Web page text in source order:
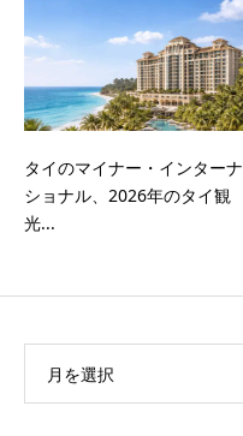
タイのマイナー・インターナ
ショナル、2026年のタイ観
光...
月を選択